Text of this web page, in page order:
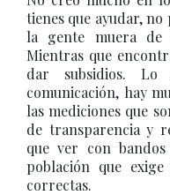
tienes que ayudar,
la gente muera de
Mientras que
dar subsidios.
comunicación, hay
las mediciones que
de transparencia y
que ver con
población que
correctas.